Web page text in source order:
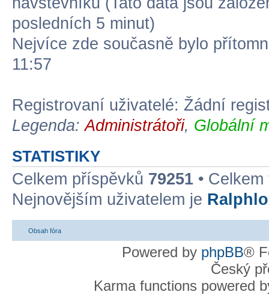
posledních 5 minut)
Nejvíce zde současně bylo
11:57
Registrovaní uživatelé: Žádní
Legenda:Administrátoři, Globální
STATISTIKY
Celkem příspěvků 79251 •
Nejnovějším uživatelem je
Obsah fóra
Powered by phpBB®
Český
Karma functions powered